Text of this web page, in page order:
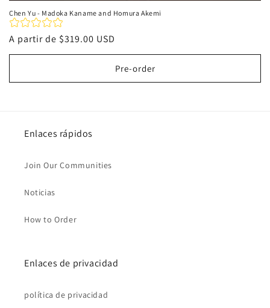
Chen Yu - Madoka Kaname and Homura Akemi
Precio
habitual
A partir de $319.00 USD
Pre-order
Enlaces rápidos
Join Our Communities
Noticias
How to Order
Enlaces de privacidad
política de privacidad